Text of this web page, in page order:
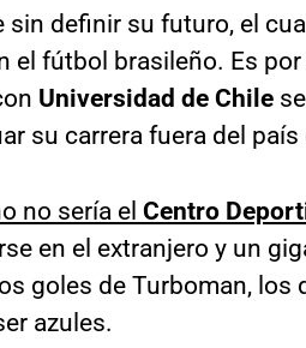
sin definir su futuro, el
el fútbol brasileño. Es
Universidad de Chile
su carrera fuera del país
no sería el Centro
en el extranjero y un
goles de Turboman, los
azules.